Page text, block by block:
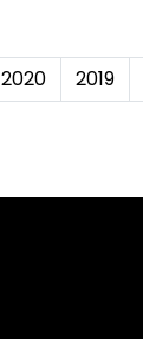
2020 2019